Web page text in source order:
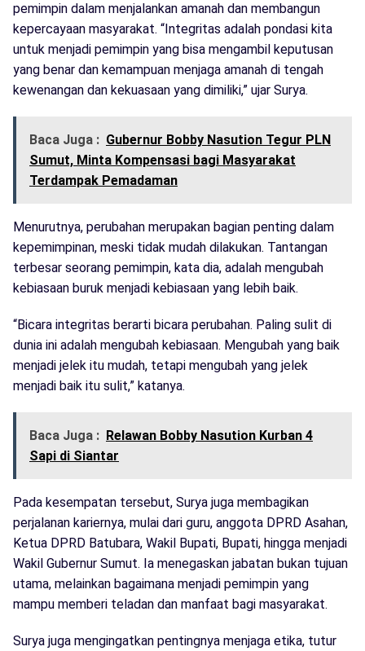
pemimpin dalam menjalankan amanah dan membangun
kepercayaan masyarakat. “Integritas adalah pondasi kita
untuk menjadi pemimpin yang bisa mengambil keputusan
yang benar dan kemampuan menjaga amanah di tengah
kewenangan dan kekuasaan yang dimiliki,” ujar Surya.
Baca Juga : Gubernur Bobby Nasution Tegur PLN
Sumut, Minta Kompensasi bagi Masyarakat
Terdampak Pemadaman
Menurutnya, perubahan merupakan bagian penting dalam
kepemimpinan, meski tidak mudah dilakukan. Tantangan
terbesar seorang pemimpin, kata dia, adalah mengubah
kebiasaan buruk menjadi kebiasaan yang lebih baik.
“Bicara integritas berarti bicara perubahan. Paling sulit di
dunia ini adalah mengubah kebiasaan. Mengubah yang baik
menjadi jelek itu mudah, tetapi mengubah yang jelek
menjadi baik itu sulit,” katanya.
Baca Juga : Relawan Bobby Nasution Kurban 4
Sapi di Siantar
Pada kesempatan tersebut, Surya juga membagikan
perjalanan kariernya, mulai dari guru, anggota DPRD Asahan,
Ketua DPRD Batubara, Wakil Bupati, Bupati, hingga menjadi
Wakil Gubernur Sumut. Ia menegaskan jabatan bukan tujuan
utama, melainkan bagaimana menjadi pemimpin yang
mampu memberi teladan dan manfaat bagi masyarakat.
Surya juga mengingatkan pentingnya menjaga etika, tutur